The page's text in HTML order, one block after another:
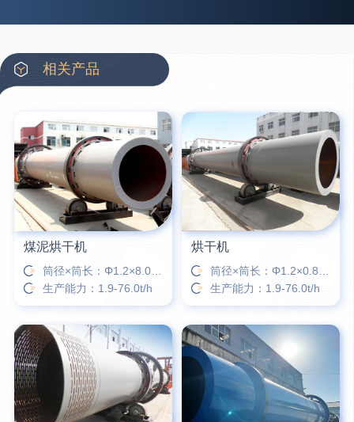
42分钟前 蒋先生留言：硬岩颚式破碎机带不带电机？
3分钟前 王先生留言：水泥厂熟料能破碎吗？推荐用什么机器？
姚女士留言：这款破碎机一小时产能多大？是用电的还是燃油的？
12分钟前 宋先生留言：50吨左右的制砂机大概什么价位？
16分钟前 柳先生留言：洗石英砂全套设备有哪些？
相关产品
煤泥烘干机
筒径×筒长：Φ1.2×8.0m-Φ3.6×28m
生产能力：1.9-76.0t/h
烘干机
生产能力：1.9-76.0t/h